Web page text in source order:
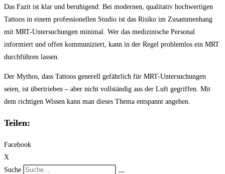
Das Fazit ist klar und beruhigend: Bei modernen, qualitativ hochwertigen
Tattoos in einem professionellen Studio ist das Risiko im Zusammenhang
mit MRT-Untersuchungen minimal. Wer das medizinische Personal
informiert und offen kommuniziert, kann in der Regel problemlos ein MRT
durchführen lassen.
Der Mythos, dass Tattoos generell gefährlich für MRT-Untersuchungen
seien, ist übertrieben – aber nicht vollständig aus der Luft gegriffen. Mit
dem richtigen Wissen kann man dieses Thema entspannt angehen.
Teilen:
Facebook
X
Suche